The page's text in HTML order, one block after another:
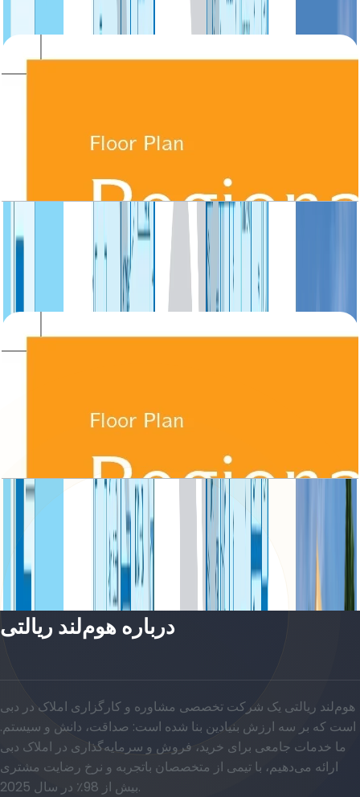
Regional, Villa, Large 3BR, Ground-First Floor,
3997 SQFT
Regional, Villa, Small 3BR, Ground-First Floor,
باز کردن چیدمان
درباره هوم‌لند ریالتی
هوم‌لند ریالتی یک شرکت تخصصی مشاوره و کارگزاری املاک در دبی
است که بر سه ارزش بنیادین بنا شده است: صداقت، دانش و سیستم.
ما خدمات جامعی برای خرید، فروش و سرمایه‌گذاری در املاک دبی
ارائه می‌دهیم، با تیمی از متخصصان باتجربه و نرخ رضایت مشتری
بیش از 98٪ در سال 2025.